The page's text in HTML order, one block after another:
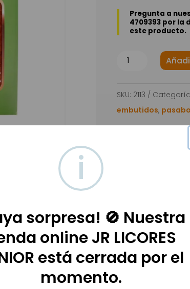
Pregunta a
4709393 por la
este producto.
Peperoni
SKU: 2113
embutidos,
Productos relacionados
i
sorpresa! 🚫 Nuestra
online JR LICORES
está cerrada por el
momento.